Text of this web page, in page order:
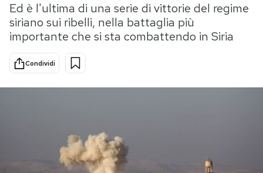
Tecnologia
Internet
Scienza
Cultura
Economia
Storie/Idee
Ok Boomer!
Media
PODCAST
Ed è l'ultima di una serie di vittorie del regime
siriano sui ribelli, nella battaglia più
importante che si sta combattendo in Siria
Condividi